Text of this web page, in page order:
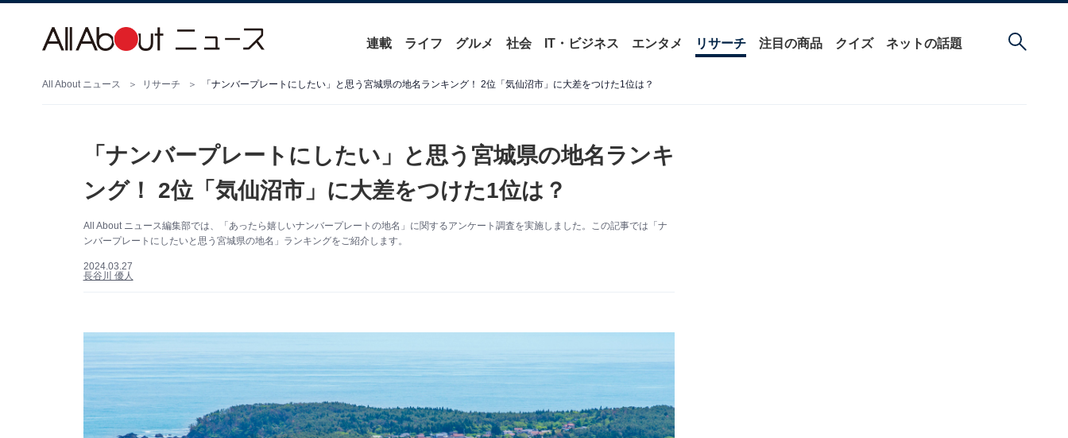
連載 ライフ グルメ 社会 IT・ビジネス エンタメ リサーチ 注目の商品 クイズ ネットの話題
All About ニュース リサーチ 「ナンバープレートにしたい」と思う宮城県の地名ランキング！ 2位「気仙沼市」に大差をつけた1位は？
「ナンバープレートにしたい」と思う宮城県の地名ランキ
ング！ 2位「気仙沼市」に大差をつけた1位は？
All About ニュース編集部では、「あったら嬉しいナンバープレートの地名」に関するアンケート調査を実施しました。この記事では「ナ
ンバープレートにしたいと思う宮城県の地名」ランキングをご紹介します。
2024.03.27
長谷川 優人